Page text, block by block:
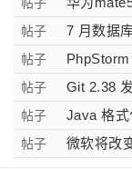
帖子 7 月数据
帖子
帖子 Git 2.38
帖子 Java 格
帖子 微软将改